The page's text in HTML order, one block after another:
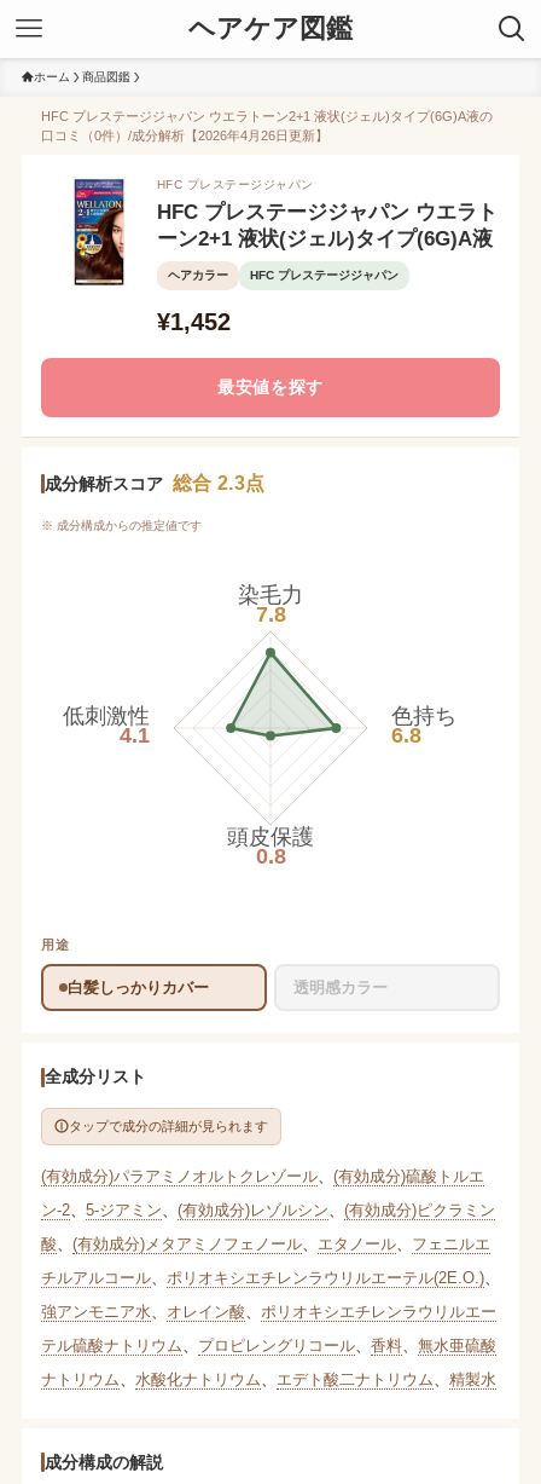
ヘアケア図鑑
ホーム 商品図鑑
HFC プレステージジャパン ウエラトーン2+1 液状(ジェル)タイプ(6G)A液の
口コミ（0件）/成分解析【2026年4月26日更新】
HFC プレステージジャパン
HFC プレステージジャパン ウエラト
ーン2+1 液状(ジェル)タイプ(6G)A液
ヘアカラー HFC プレステージジャパン
¥1,452
最安値を探す
成分解析スコア 総合 2.3点
※ 成分構成からの推定値です
染毛力
7.8
色持ち
6.8
頭皮保護
0.8
低刺激性
4.1
用途
白髪しっかりカバー 透明感カラー
全成分リスト
タップで成分の詳細が見られます
(有効成分)パラアミノオルトクレゾール、 (有効成分)硫酸トルエ
ン-2、 5-ジアミン (有効成分)レゾルシン
(有効成分)ピクラミン
酸
(有効成分)メタアミノフェノール、 エタノール、 フェニルエ
チルアルコール、 ポリオキシエチレンラウリルエーテル(2E.O.)、
強アンモニア水
オレイン酸
ポリオキシエチレンラウリルエー
テル硫酸ナトリウム
プロピレングリコール、 香料、 無水亜硫酸
ナトリウム
水酸化ナトリウム エデト酸二ナトリウム 精製水
成分構成の解説